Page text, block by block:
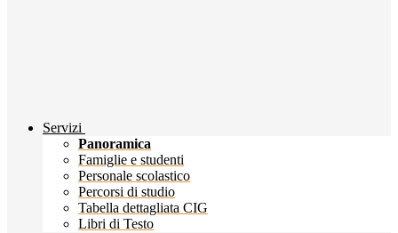
Servizi
Panoramica
Famiglie e studenti
Personale scolastico
Percorsi di studio
Tabella dettagliata CIG
Libri di Testo